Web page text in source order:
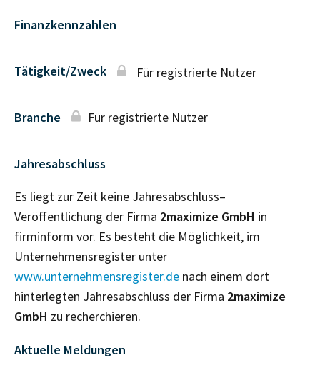
Finanzkennzahlen
Tätigkeit/Zweck Für registrierte Nutzer
Branche Für registrierte Nutzer
Jahresabschluss
Es liegt zur Zeit keine Jahresabschluss–
Veröffentlichung der Firma 2maximize GmbH in
firminform vor. Es besteht die Möglichkeit, im
Unternehmensregister unter
www.unternehmensregister.de nach einem dort
hinterlegten Jahresabschluss der Firma 2maximize
GmbH zu recherchieren.
Aktuelle Meldungen